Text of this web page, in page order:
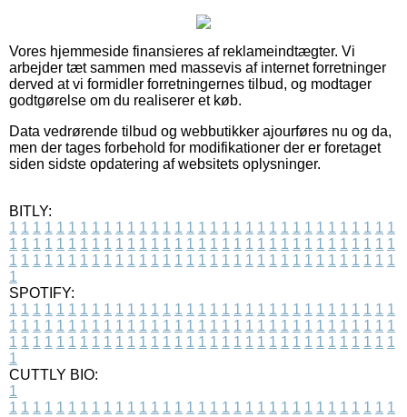
Vores hjemmeside finansieres af reklameindtægter. Vi
arbejder tæt sammen med massevis af internet forretninger
derved at vi formidler forretningernes tilbud, og modtager
godtgørelse om du realiserer et køb.
Data vedrørende tilbud og webbutikker ajourføres nu og da,
men der tages forbehold for modifikationer der er foretaget
siden sidste opdatering af websitets oplysninger.
BITLY:
1 1 1 1 1 1 1 1 1 1 1 1 1 1 1 1 1 1 1 1 1 1 1 1 1 1 1 1 1 1 1 1 1
1 1 1 1 1 1 1 1 1 1 1 1 1 1 1 1 1 1 1 1 1 1 1 1 1 1 1 1 1 1 1 1 1
1 1 1 1 1 1 1 1 1 1 1 1 1 1 1 1 1 1 1 1 1 1 1 1 1 1 1 1 1 1 1 1 1
1
SPOTIFY:
1 1 1 1 1 1 1 1 1 1 1 1 1 1 1 1 1 1 1 1 1 1 1 1 1 1 1 1 1 1 1 1 1
1 1 1 1 1 1 1 1 1 1 1 1 1 1 1 1 1 1 1 1 1 1 1 1 1 1 1 1 1 1 1 1 1
1 1 1 1 1 1 1 1 1 1 1 1 1 1 1 1 1 1 1 1 1 1 1 1 1 1 1 1 1 1 1 1 1
1
CUTTLY BIO:
1
1 1 1 1 1 1 1 1 1 1 1 1 1 1 1 1 1 1 1 1 1 1 1 1 1 1 1 1 1 1 1 1 1